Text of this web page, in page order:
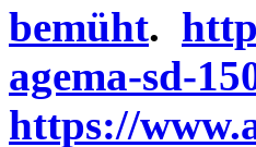
bemüht.
agema-sd-
https://